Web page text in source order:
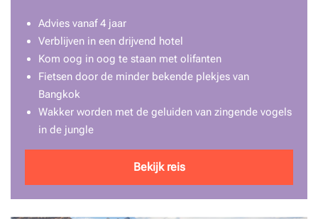
Advies vanaf 4 jaar
Verblijven in een drijvend hotel
Kom oog in oog te staan met olifanten
Fietsen door de minder bekende plekjes van
Bangkok
Wakker worden met de geluiden van zingende vogels
in de jungle
Bekijk reis